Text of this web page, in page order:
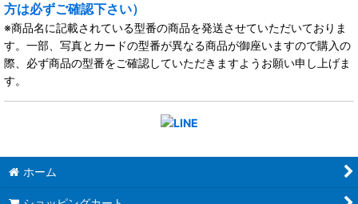
方は必ずご確認下さい）
※商品名に記載されている型番の商品を発送させていただいておりま
す。一部、写真とカードの型番が異なる商品が御座いますので購入の
際、必ず商品の型番をご確認していただきますようお願い申し上げま
す。
ホーム